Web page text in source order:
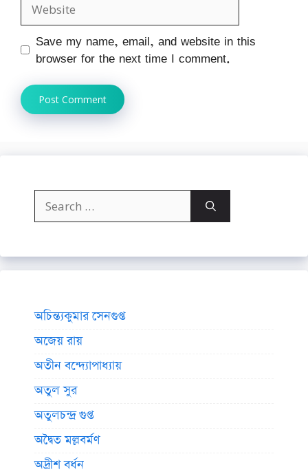
Save my name, email, and website in this
browser for the next time I comment.
Search
for:
অচিন্ত্যকুমার সেনগুপ্ত
অজেয় রায়
অতীন বন্দ্যোপাধ্যায়
অতুল সুর
অতুলচন্দ্র গুপ্ত
অদ্বৈত মল্লবর্মণ
অদ্রীশ বর্ধন